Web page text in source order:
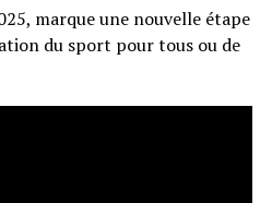
marque une nouvelle étape
du sport pour tous ou de